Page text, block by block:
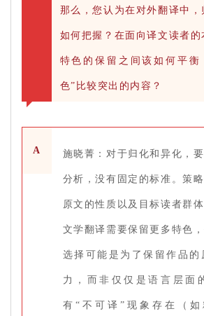
那么，您认为在对外翻译中
如何把握？在面向译文读者
特色的保留之间该如何平衡
色”比较突出的内容？
A 施晓菁：对于归化和异化，
分析，没有固定的标准。策
原文的性质以及目标读者群
文学翻译需要保留更多特色
选择可能是为了保留作品的
力，而非仅仅是语言层面
有“不可译”现象存在（